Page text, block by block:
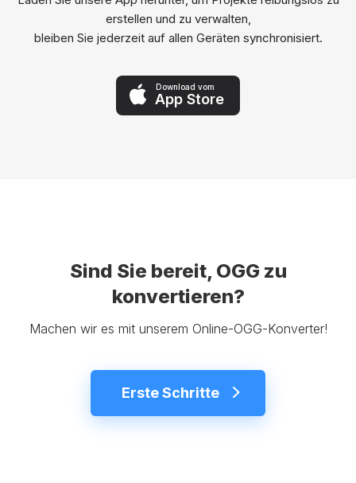
erstellen und zu verwalten,
bleiben Sie jederzeit auf allen Geräten synchronisiert.
Download vom
App Store
Sind Sie bereit, OGG zu
konvertieren?
Machen wir es mit unserem Online-OGG-Konverter!
Erste Schritte